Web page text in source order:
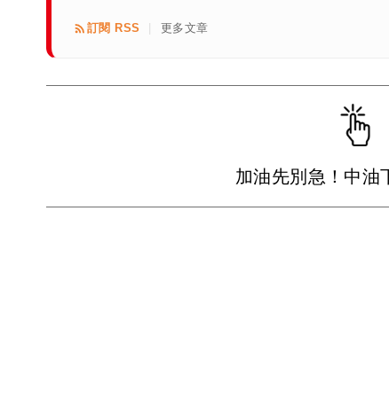
訂閱 RSS 更多文章
加油先別急！中